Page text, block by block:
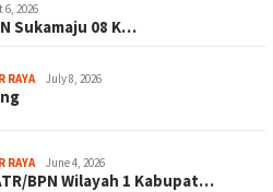
6, 2026
Sukamaju 08 K…
RAYA July 8, 2026
RAYA June 4, 2026
BPN Wilayah 1 Kabupat…